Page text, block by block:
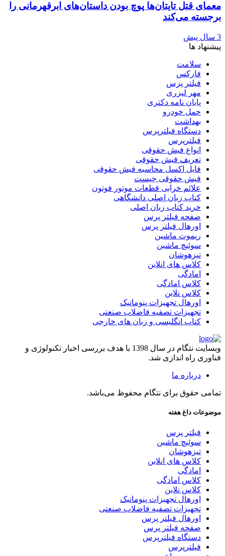
معمای قتل تایتان‌ها پوچ بودن داستان‌های ابرقهرمانی را
برجسته می‌کند
3 سال پیش
پیشنهاد ها
سلامت
فارکس
فیلتر پرس
مهر لیزری
پایان نامه دکتری
حمل خودرو
بهداشت
دستگاه فیلترپرس
فیلترپرس
انواع فیش حقوقی
تعریف فیش حقوقی
فایل اکسل محاسبه فیش حقوقی
فیش حقوقی چیست
علائم خرابی قطعات موتور فوتون
کتاب زبان اصلی دانشگاهی
خرید کتاب زبان اصلی
صفحه فیلتر پرس
اورهال فیلتر پرس
ریموت ماشین
سوئیچ ماشین
تیزهوشان
کلاس های انلاین
امادگی
کلاس امادگی
کلاس نلاین
اورهال تجهیزات پنوماتیک
تجهیزات تصفیه فاضلاب صنعتی
کتاب انگلیسی و زبان های خارجی
وبسایت نتگام در سال 1398 با هدف بررسی اخبار تکنولوژی و
فناوری راه اندازی شد.
درباره ما
تمامی حقوق برای نتگام محفوظ می‌باشد.
موضوعات داغ هفته
فیلتر پرس
سوئیچ ماشین
تیزهوشان
کلاس های انلاین
امادگی
کلاس امادگی
کلاس نلاین
اورهال تجهیزات پنوماتیک
تجهیزات تصفیه فاضلاب صنعتی
اورهال فیلتر پرس
صفحه فیلتر پرس
دستگاه فیلترپرس
فیلترپرس